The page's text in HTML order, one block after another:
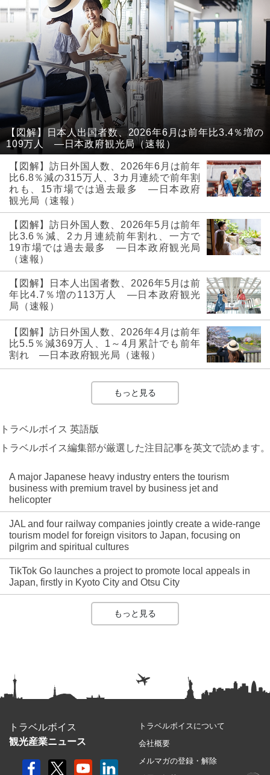
【図解】日本人出国者数、2026年6月は前年比3.4％増の
109万人 ―日本政府観光局（速報）
【図解】訪日外国人数、2026年6月は前年
比6.8％減の315万人、3カ月連続で前年割
れも、15市場では過去最多 ―日本政府
観光局（速報）
【図解】訪日外国人数、2026年5月は前年
比3.6％減、2カ月連続前年割れ、一方で
19市場では過去最多 ―日本政府観光局
（速報）
【図解】日本人出国者数、2026年5月は前
年比4.7％増の113万人 ―日本政府観光
局（速報）
【図解】訪日外国人数、2026年4月は前年
比5.5％減369万人、1～4月累計でも前年
割れ ―日本政府観光局（速報）
もっと見る
トラベルボイス 英語版
トラベルボイス編集部が厳選した注目記事を英文で読めます。
A major Japanese heavy industry enters the tourism
business with premium travel by business jet and
helicopter
JAL and four railway companies jointly create a wide-range
tourism model for foreign visitors to Japan, focusing on
pilgrim and spiritual cultures
TikTok Go launches a project to promote local appeals in
Japan, firstly in Kyoto City and Otsu City
もっと見る
トラベルボイス
観光産業ニュース
トラベルボイスについて
会社概要
メルマガの登録・解除